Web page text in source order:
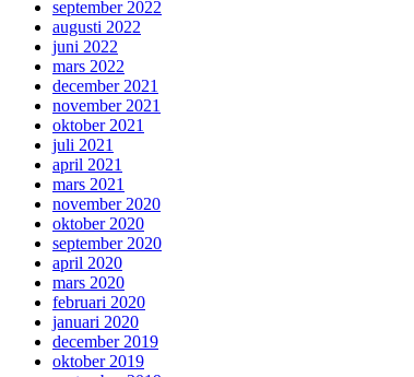
september 2022
augusti 2022
juni 2022
mars 2022
december 2021
november 2021
oktober 2021
juli 2021
april 2021
mars 2021
november 2020
oktober 2020
september 2020
april 2020
mars 2020
februari 2020
januari 2020
december 2019
oktober 2019